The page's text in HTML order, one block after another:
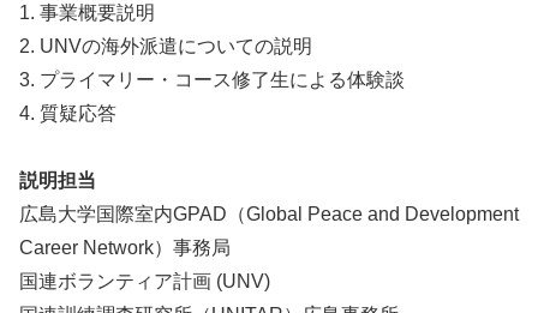
1. 事業概要説明
2. UNVの海外派遣についての説明
3. プライマリー・コース修了生による体験談
4. 質疑応答
説明担当
広島大学国際室内GPAD（Global Peace and Development
Career Network）事務局
国連ボランティア計画 (UNV)